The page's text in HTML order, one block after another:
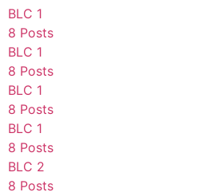
BLC 1
8 Posts
BLC 1
8 Posts
BLC 1
8 Posts
BLC 1
8 Posts
BLC 2
8 Posts